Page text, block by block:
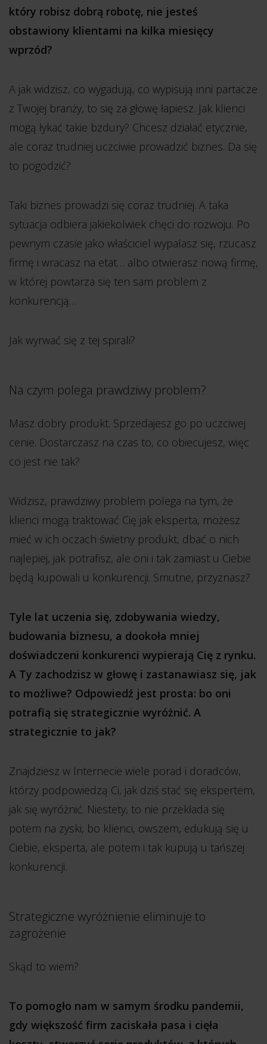
który robisz dobrą robotę, nie jesteś
obstawiony klientami na kilka miesięcy
wprzód?
A jak widzisz, co wygadują, co wypisują inni partacze
z Twojej branży, to się za głowę łapiesz. Jak klienci
mogą łykać takie bzdury? Chcesz działać etycznie,
ale coraz trudniej uczciwie prowadzić biznes. Da się
to pogodzić?
Taki biznes prowadzi się coraz trudniej. A taka
sytuacja odbiera jakiekolwiek chęci do rozwoju. Po
pewnym czasie jako właściciel wypalasz się, rzucasz
firmę i wracasz na etat… albo otwierasz nową firmę,
w której powtarza się ten sam problem z
konkurencją…
Jak wyrwać się z tej spirali?
Na czym polega prawdziwy problem?
Masz dobry produkt. Sprzedajesz go po uczciwej
cenie. Dostarczasz na czas to, co obiecujesz, więc
co jest nie tak?
Widzisz, prawdziwy problem polega na tym, że
klienci mogą traktować Cię jak eksperta, możesz
mieć w ich oczach świetny produkt, dbać o nich
najlepiej, jak potrafisz, ale oni i tak zamiast u Ciebie
będą kupowali u konkurencji. Smutne, przyznasz?
Tyle lat uczenia się, zdobywania wiedzy,
budowania biznesu, a dookoła mniej
doświadczeni konkurenci wypierają Cię z rynku.
A Ty zachodzisz w głowę i zastanawiasz się, jak
to możliwe? Odpowiedź jest prosta: bo oni
potrafią się strategicznie wyróżnić. A
strategicznie to jak?
Znajdziesz w Internecie wiele porad i doradców,
którzy podpowiedzą Ci, jak dziś stać się ekspertem,
jak się wyróżnić. Niestety, to nie przekłada się
potem na zyski, bo klienci, owszem, edukują się u
Ciebie, eksperta, ale potem i tak kupują u tańszej
konkurencji.
Strategiczne wyróżnienie eliminuje to
zagrożenie
Skąd to wiem?
To pomogło nam w samym środku pandemii,
gdy większość firm zaciskała pasa i cięła